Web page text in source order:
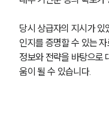
당시 상급자의 지시가
인지를 증명할 수 있는
정보와 전략을 바탕으로
움이 될 수 있습니다.